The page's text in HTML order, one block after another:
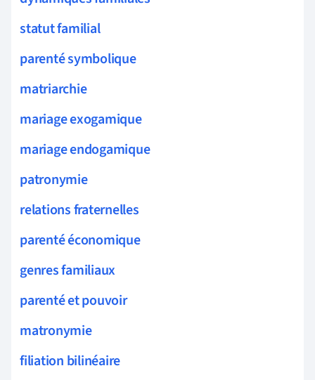
statut familial
parenté symbolique
matriarchie
mariage exogamique
mariage endogamique
patronymie
relations fraternelles
parenté économique
genres familiaux
parenté et pouvoir
matronymie
filiation bilinéaire